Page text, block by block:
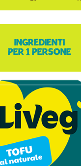
Ingredienti
per 1 persone